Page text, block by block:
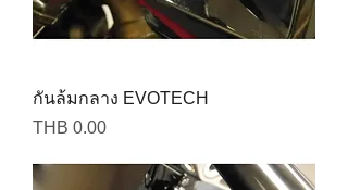
กันล้มกลาง EVOTECH
Price
THB 0.00